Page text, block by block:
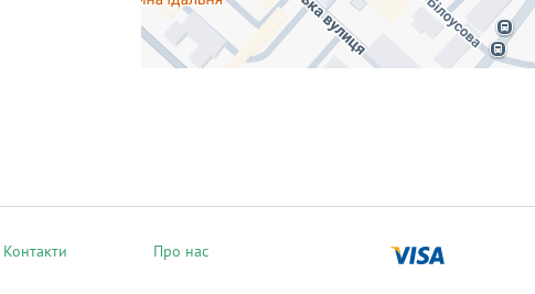
Контакти Про нас